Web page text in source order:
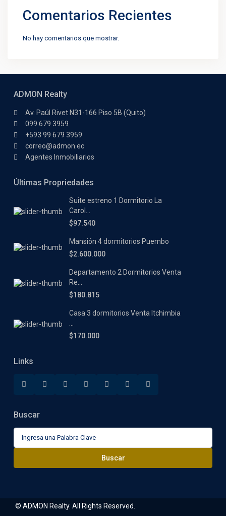
Comentarios Recientes
No hay comentarios que mostrar.
ADMON Realty
Av. Paúl Rivet N31-166 Piso 5B (Quito)
099 679 3959
+593 99 679 3959
correo@admon.ec
Agentes Inmobiliarios
Últimas Propriedades
Suite estreno 1 Dormitorio La
Carol...
$97.540
Mansión 4 dormitorios Puembo
$2.600.000
Departamento 2 Dormitorios Venta
Re...
$180.815
Casa 3 dormitorios Venta Itchimbia
$170.000
Links
Buscar
Buscar
© ADMON Realty. All Rights Reserved.